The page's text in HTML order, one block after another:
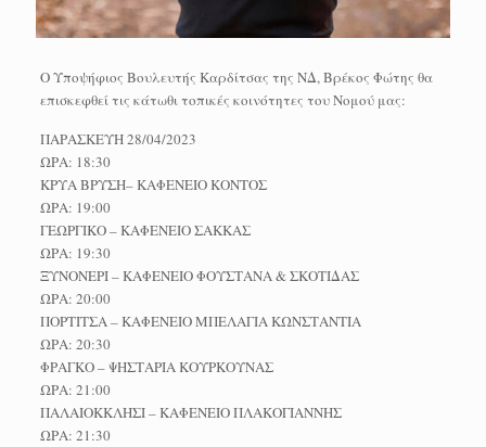
Ο Υποψήφιος Βουλευτής Καρδίτσας της ΝΔ, Βρέκος Φώτης θα
επισκεφθεί τις κάτωθι τοπικές κοινότητες του Νομού μας:
ΠΑΡΑΣΚΕΥΗ 28/04/2023
ΩΡΑ: 18:30
ΚΡΥΑ ΒΡΥΣΗ– ΚΑΦΕΝΕΙΟ ΚΟΝΤΟΣ
ΩΡΑ: 19:00
ΓΕΩΡΓΙΚΟ – ΚΑΦΕΝΕΙΟ ΣΑΚΚΑΣ
ΩΡΑ: 19:30
ΞΥΝΟΝΕΡΙ – ΚΑΦΕΝΕΙΟ ΦΟΥΣΤΑΝΑ & ΣΚΟΤΙΔΑΣ
ΩΡΑ: 20:00
ΠΟΡΤΙΤΣΑ – ΚΑΦΕΝΕΙΟ ΜΠΕΛΑΓΙΑ ΚΩΝΣΤΑΝΤΙΑ
ΩΡΑ: 20:30
ΦΡΑΓΚΟ – ΨΗΣΤΑΡΙΑ ΚΟΥΡΚΟΥΝΑΣ
ΩΡΑ: 21:00
ΠΑΛΑΙΟΚΚΛΗΣΙ – ΚΑΦΕΝΕΙΟ ΠΛΑΚΟΓΙΑΝΝΗΣ
ΩΡΑ: 21:30